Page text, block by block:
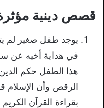
قصص دينية
يوجد طفل صغير لم
في هداية أخيه عن
هذا الطفل حكم
الرقص وأن الإسلام
بقراءة القرآن